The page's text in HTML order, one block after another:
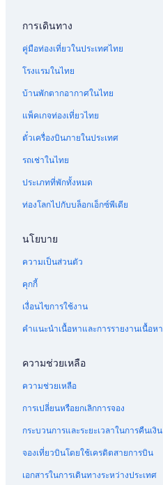
การเดินทาง
คู่มือท่องเที่ยวในประเทศไทย
โรงแรมในไทย
บ้านพักตากอากาศในไทย
แพ็คเกจท่องเที่ยวไทย
ตั๋วเครื่องบินภายในประเทศ
รถเช่าในไทย
ประเภทที่พักทั้งหมด
ท่องโลกไปกับบล็อกเอ็กซ์พีเดีย
นโยบาย
ความเป็นส่วนตัว
คุกกี้
เงื่อนไขการใช้งาน
คำแนะนำเนื้อหาและการรายงานเนื้อหา
ความช่วยเหลือ
ความช่วยเหลือ
การเปลี่ยนหรือยกเลิกการจอง
กระบวนการและระยะเวลาในการคืนเงิน
จองเที่ยวบินโดยใช้เครดิตสายการบิน
เอกสารในการเดินทางระหว่างประเทศ